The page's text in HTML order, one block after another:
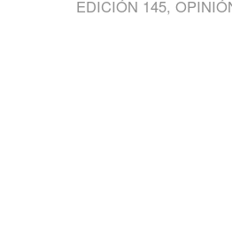
EDICIÓN 145,